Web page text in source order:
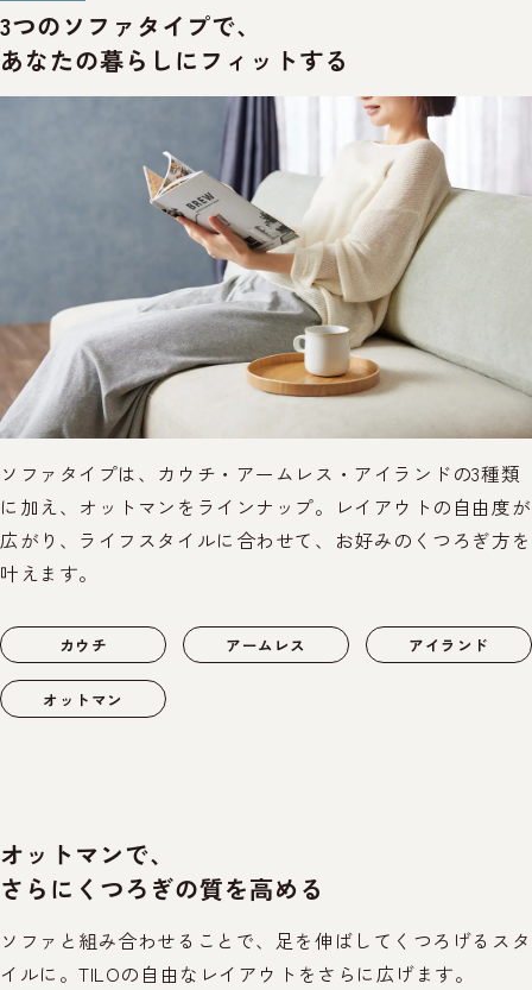
3つのソファタイプで、
あなたの暮らしにフィットする
ソファタイプは、カウチ・アームレス・アイランドの3種類
に加え、オットマンをラインナップ。レイアウトの自由度が
広がり、ライフスタイルに合わせて、お好みのくつろぎ方を
叶えます。
カウチ アームレス アイランド
オットマン
オットマンで、
さらにくつろぎの質を高める
ソファと組み合わせることで、足を伸ばしてくつろげるスタ
イルに。TILOの自由なレイアウトをさらに広げます。